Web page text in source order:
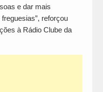
e dar mais
reforçou
à Rádio Clube da